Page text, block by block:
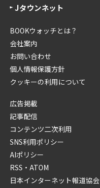
Jタウンネット
BOOKウォッチとは？
会社案内
お問い合わせ
個人情報保護方針
クッキーの利用について
広告掲載
記事配信
コンテンツ二次利用
SNS利用ポリシー
AIポリシー
RSS・ATOM
日本インターネット報道協会